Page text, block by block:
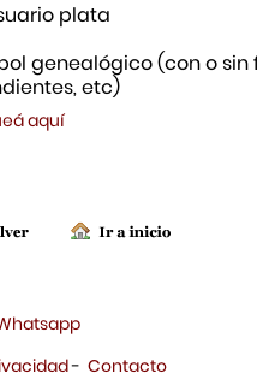
plata
genealógico (con o sin
etc)
aquí
- Contacto